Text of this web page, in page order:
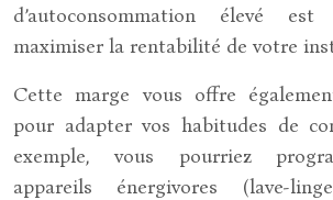
d’autoconsommation élevé
maximiser la rentabilité de votre
Cette marge vous offre
pour adapter vos habitudes de
exemple, vous pourriez
appareils énergivores (lave-